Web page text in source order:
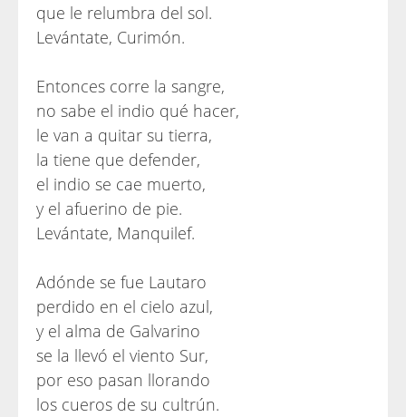
que le relumbra del sol.
Levántate, Curimón.
Entonces corre la sangre,
no sabe el indio qué hacer,
le van a quitar su tierra,
la tiene que defender,
el indio se cae muerto,
y el afuerino de pie.
Levántate, Manquilef.
Adónde se fue Lautaro
perdido en el cielo azul,
y el alma de Galvarino
se la llevó el viento Sur,
por eso pasan llorando
los cueros de su cultrún.